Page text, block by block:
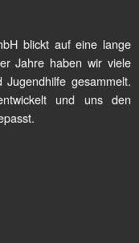
blickt auf eine lange
Jahre haben wir viele
gesammelt.
und uns den